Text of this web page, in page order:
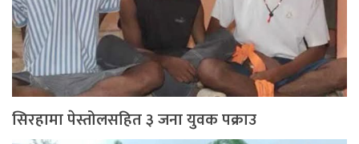
सिरहामा पेस्तोलसहित ३ जना युवक पक्राउ